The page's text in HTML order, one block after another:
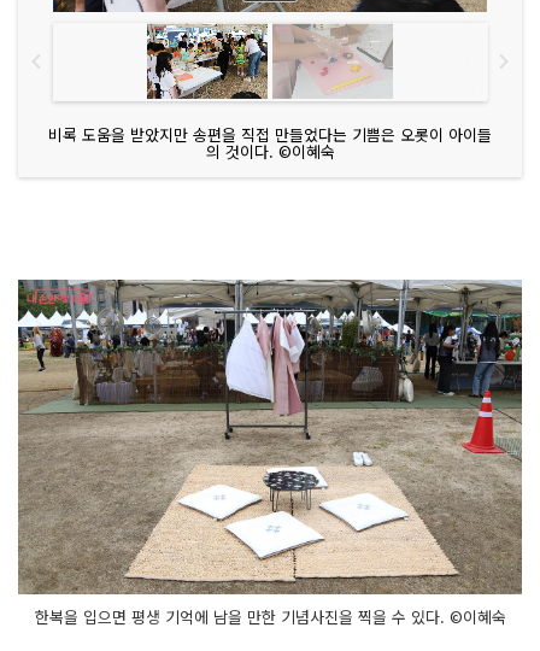
비록 도움을 받았지만 송편을 직접 만들었다는 기쁨은 오롯이 아이들
의 것이다. ©이혜숙
한복을 입으면 평생 기억에 남을 만한 기념사진을 찍을 수 있다. ©이혜숙